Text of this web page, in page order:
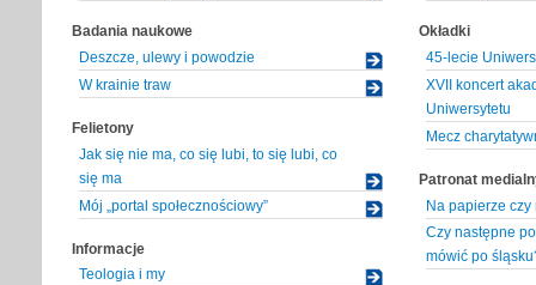
Badania naukowe
Deszcze, ulewy i powodzie
W krainie traw
Felietony
Jak się nie ma, co się lubi, to się lubi, co
się ma
Mój „portal społecznościowy”
Informacje
Teologia i my
Okładki
45-lecie
XVII koncert
Uniwersytetu
Mecz
Patronat
Na papierze czy
Czy następne
mówić po